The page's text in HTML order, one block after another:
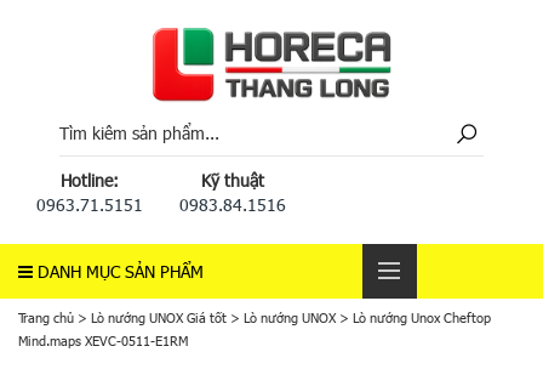
Hotline:
0963.71.5151
Kỹ thuật
0983.84.1516
DANH MỤC SẢN PHẨM
Trang chủ > Lò nướng UNOX Giá tốt > Lò nướng UNOX > Lò nướng Unox Cheftop
Mind.maps XEVC-0511-E1RM